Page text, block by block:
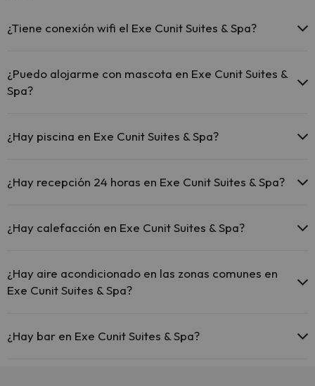
¿Tiene conexión wifi el Exe Cunit Suites & Spa?
hotel.
¿Puedo alojarme con mascota en Exe Cunit Suites &
Spa?
¿Hay piscina en Exe Cunit Suites & Spa?
pago) Aquí tienes más info sobre la piscina y otras instalaciones.
¿Hay recepción 24 horas en Exe Cunit Suites & Spa?
¿Hay calefacción en Exe Cunit Suites & Spa?
¿Hay aire acondicionado en las zonas comunes en
Exe Cunit Suites & Spa?
comunes.
¿Hay bar en Exe Cunit Suites & Spa?